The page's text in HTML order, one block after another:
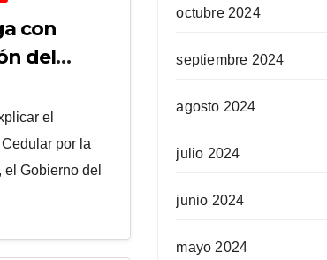
con
del
el
por la
Gobierno del
octubre 2024
septiembre 2024
agosto 2024
julio 2024
junio 2024
mayo 2024